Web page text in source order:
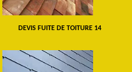
DEVIS FUITE DE TOITURE 14